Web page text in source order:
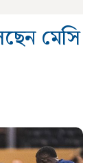
মেসি